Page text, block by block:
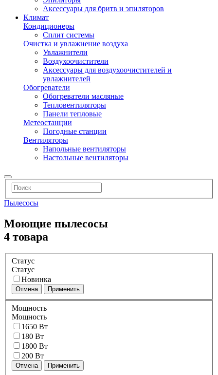
Аксессуары для бритв и эпиляторов
Климат
Кондиционеры
Сплит системы
Очистка и увлажнение воздуха
Увлажнители
Воздухоочистители
Аксессуары для воздухоочистителей и
увлажнителей
Обогреватели
Обогреватели масляные
Тепловентиляторы
Панели тепловые
Метеостанции
Погодные станции
Вентиляторы
Напольные вентиляторы
Настольные вентиляторы
Пылесосы
Моющие пылесосы
4 товара
Статус
Статус
Новинка
Отмена Применить
Мощность
Мощность
1650 Вт
180 Вт
1800 Вт
200 Вт
Отмена Применить